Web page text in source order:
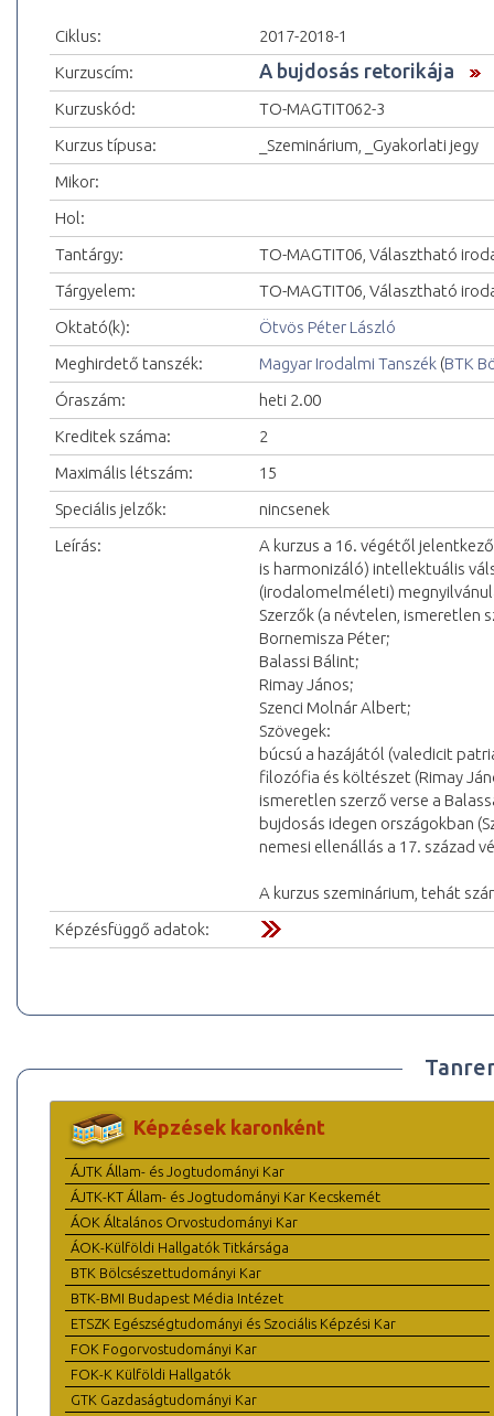
Ciklus:
2017-2018-1
Kurzuscím:
A bujdosás retorikája
Kurzuskód:
TO-MAGTIT062-3
Kurzus típusa:
_Szeminárium, _Gyakorlati jegy
Mikor:
Hol:
Tantárgy:
TO-MAGTIT06, Választható
Tárgyelem:
TO-MAGTIT06, Választható
Oktató(k):
Ötvös Péter László
Meghirdető tanszék:
Magyar Irodalmi Tanszék (BTK
Óraszám:
heti 2.00
Kreditek száma:
2
Maximális létszám:
15
Speciális jelzők:
nincsenek
Leírás:
A kurzus a 16. végétől
is harmonizáló) intellektuális
(irodalomelméleti)
Szerzők (a névtelen, ismeretlen
Bornemisza Péter;
Balassi Bálint;
Rimay János;
Szenci Molnár Albert;
Szövegek:
búcsú a hazájától (valedicit
filozófia és költészet (Rimay
ismeretlen szerző verse a
bujdosás idegen országokban
nemesi ellenállás a 17. század
A kurzus szeminárium, tehát
Képzésfüggő adatok:
Képzések karonként
ÁJTK Állam- és Jogtudományi Kar
ÁJTK-KT Állam- és Jogtudományi Kar Kecskemét
ÁOK Általános Orvostudományi Kar
ÁOK-Külföldi Hallgatók Titkársága
BTK Bölcsészettudományi Kar
BTK-BMI Budapest Média Intézet
ETSZK Egészségtudományi és Szociális Képzési Kar
FOK Fogorvostudományi Kar
FOK-K Külföldi Hallgatók
GTK Gazdaságtudományi Kar